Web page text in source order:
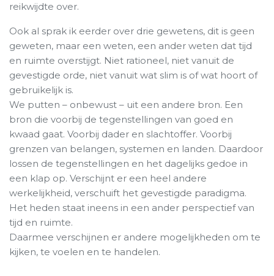
reikwijdte over.
Ook al sprak ik eerder over drie gewetens, dit is geen
geweten, maar een weten, een ander weten dat tijd
en ruimte overstijgt. Niet rationeel, niet vanuit de
gevestigde orde, niet vanuit wat slim is of wat hoort of
gebruikelijk is.
We putten – onbewust – uit een andere bron. Een
bron die voorbij de tegenstellingen van goed en
kwaad gaat. Voorbij dader en slachtoffer. Voorbij
grenzen van belangen, systemen en landen. Daardoor
lossen de tegenstellingen en het dagelijks gedoe in
een klap op. Verschijnt er een heel andere
werkelijkheid, verschuift het gevestigde paradigma.
Het heden staat ineens in een ander perspectief van
tijd en ruimte.
Daarmee verschijnen er andere mogelijkheden om te
kijken, te voelen en te handelen.